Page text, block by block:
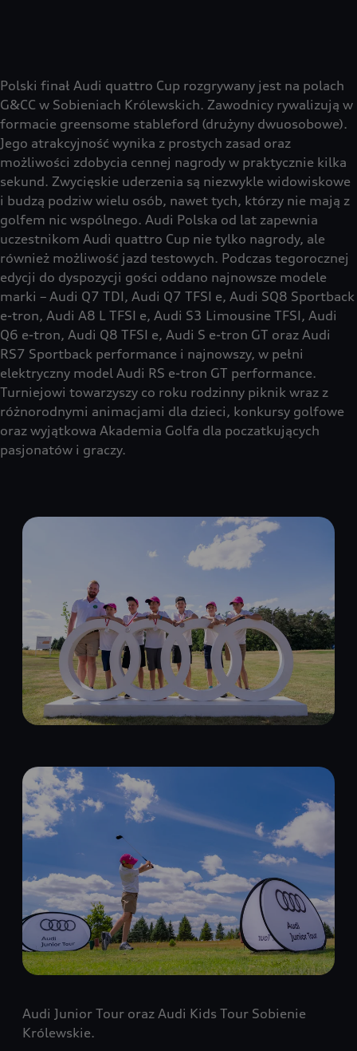
Polski finał Audi quattro Cup rozgrywany jest na polach
G&CC w Sobieniach Królewskich. Zawodnicy rywalizują w
formacie greensome stableford (drużyny dwuosobowe).
Jego atrakcyjność wynika z prostych zasad oraz
możliwości zdobycia cennej nagrody w praktycznie kilka
sekund. Zwycięskie uderzenia są niezwykle widowiskowe
i budzą podziw wielu osób, nawet tych, którzy nie mają z
golfem nic wspólnego. Audi Polska od lat zapewnia
uczestnikom Audi quattro Cup nie tylko nagrody, ale
również możliwość jazd testowych. Podczas tegorocznej
edycji do dyspozycji gości oddano najnowsze modele
marki – Audi Q7 TDI, Audi Q7 TFSI e, Audi SQ8 Sportback
e-tron, Audi A8 L TFSI e, Audi S3 Limousine TFSI, Audi
Q6 e-tron, Audi Q8 TFSI e, Audi S e-tron GT oraz Audi
RS7 Sportback performance i najnowszy, w pełni
elektryczny model Audi RS e-tron GT performance.
Turniejowi towarzyszy co roku rodzinny piknik wraz z
różnorodnymi animacjami dla dzieci, konkursy golfowe
oraz wyjątkowa Akademia Golfa dla poczatkujących
pasjonatów i graczy.
Audi Junior Tour oraz Audi Kids Tour Sobienie
Królewskie.